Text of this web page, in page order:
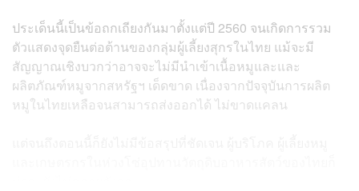
ประเด็นนี้เป็นข้อถกเถียงกันมาตั้งแต่ปี 2560 จนเกิดการรวม
ตัวแสดงจุดยืนต่อต้านของกลุ่มผู้เลี้ยงสุกรในไทย แม้จะมี
สัญญาณเชิงบวกว่าอาจจะไม่มีนำเข้าเนื้อหมูและและ
ผลิตภัณฑ์หมูจากสหรัฐฯ เด็ดขาด เนื่องจากปัจจุบันการผลิต
หมูในไทยเหลือจนสามารถส่งออกได้ ไม่ขาดแคลน